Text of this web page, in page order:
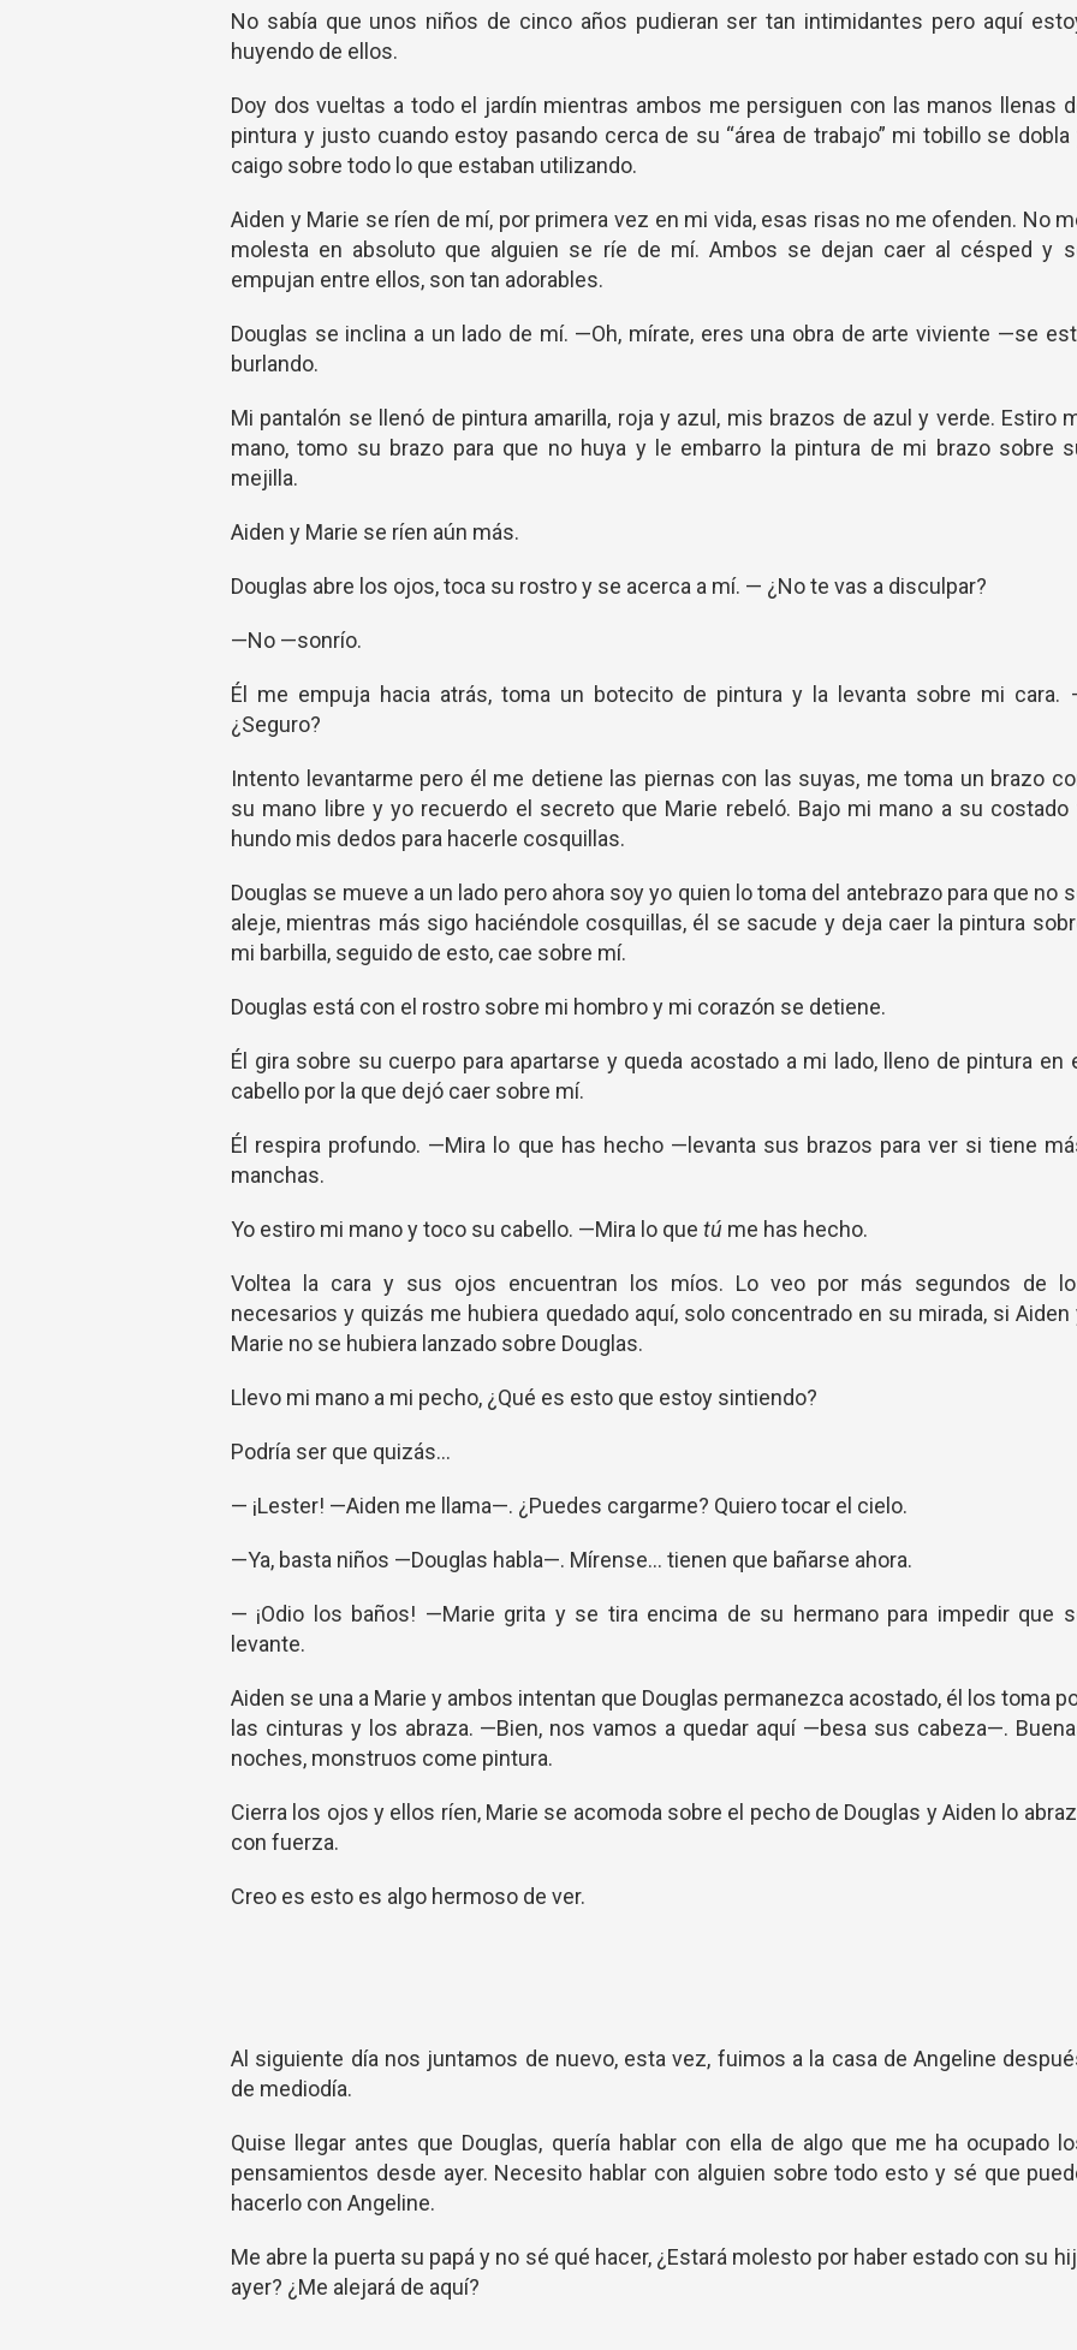
No sabía que unos niños de cinco años pudieran ser tan intimidantes pero aquí
huyendo de ellos.
Doy dos vueltas a todo el jardín mientras ambos me persiguen con las manos llenas
pintura y justo cuando estoy pasando cerca de su “área de trabajo” mi tobillo se dobla
caigo sobre todo lo que estaban utilizando.
Aiden y Marie se ríen de mí, por primera vez en mi vida, esas risas no me ofenden. No
molesta en absoluto que alguien se ríe de mí. Ambos se dejan caer al césped y
empujan entre ellos, son tan adorables.
Douglas se inclina a un lado de mí. —Oh, mírate, eres una obra de arte viviente —se
burlando.
Mi pantalón se llenó de pintura amarilla, roja y azul, mis brazos de azul y verde. Estiro
mano, tomo su brazo para que no huya y le embarro la pintura de mi brazo sobre
mejilla.
Aiden y Marie se ríen aún más.
Douglas abre los ojos, toca su rostro y se acerca a mí. — ¿No te vas a disculpar?
—No —sonrío.
Él me empuja hacia atrás, toma un botecito de pintura y la levanta sobre mi cara.
¿Seguro?
Intento levantarme pero él me detiene las piernas con las suyas, me toma un brazo
su mano libre y yo recuerdo el secreto que Marie rebeló. Bajo mi mano a su costado
hundo mis dedos para hacerle cosquillas.
Douglas se mueve a un lado pero ahora soy yo quien lo toma del antebrazo para que no
aleje, mientras más sigo haciéndole cosquillas, él se sacude y deja caer la pintura
mi barbilla, seguido de esto, cae sobre mí.
Douglas está con el rostro sobre mi hombro y mi corazón se detiene.
Él gira sobre su cuerpo para apartarse y queda acostado a mi lado, lleno de pintura en
cabello por la que dejó caer sobre mí.
Él respira profundo. —Mira lo que has hecho —levanta sus brazos para ver si tiene
manchas.
Yo estiro mi mano y toco su cabello. —Mira lo que tú me has hecho.
Voltea la cara y sus ojos encuentran los míos. Lo veo por más segundos de
necesarios y quizás me hubiera quedado aquí, solo concentrado en su mirada, si Aiden
Marie no se hubiera lanzado sobre Douglas.
Llevo mi mano a mi pecho, ¿Qué es esto que estoy sintiendo?
Podría ser que quizás…
— ¡Lester! —Aiden me llama—. ¿Puedes cargarme? Quiero tocar el cielo.
—Ya, basta niños —Douglas habla—. Mírense… tienen que bañarse ahora.
— ¡Odio los baños! —Marie grita y se tira encima de su hermano para impedir que
levante.
Aiden se una a Marie y ambos intentan que Douglas permanezca acostado, él los toma
las cinturas y los abraza. —Bien, nos vamos a quedar aquí —besa sus cabeza—.
noches, monstruos come pintura.
Cierra los ojos y ellos ríen, Marie se acomoda sobre el pecho de Douglas y Aiden lo
con fuerza.
Creo es esto es algo hermoso de ver.
Al siguiente día nos juntamos de nuevo, esta vez, fuimos a la casa de Angeline
de mediodía.
Quise llegar antes que Douglas, quería hablar con ella de algo que me ha ocupado
pensamientos desde ayer. Necesito hablar con alguien sobre todo esto y sé que
hacerlo con Angeline.
Me abre la puerta su papá y no sé qué hacer, ¿Estará molesto por haber estado con su
ayer? ¿Me alejará de aquí?